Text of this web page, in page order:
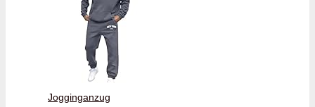
Jogginganzug